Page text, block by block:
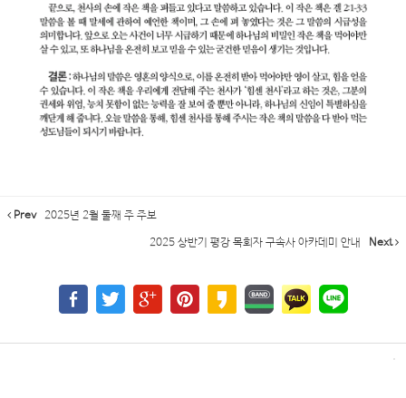
Prev 2025년 2월 둘째 주 주보
2025 상반기 평강 목회자 구속사 아카데미 안내 Next